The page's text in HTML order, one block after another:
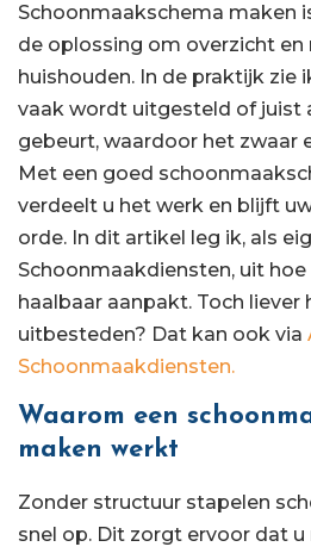
Schoonmaakschema maken
de oplossing om overzicht en
huishouden. In de praktijk zie
vaak wordt uitgesteld of juist
gebeurt, waardoor het zwaar
Met een goed
verdeelt u het werk en blijft
orde. In dit artikel leg ik, als
Schoonmaakdiensten, uit
haalbaar aanpakt. Toch
uitbesteden? Dat kan ook via
Schoonmaakdiensten.
Waarom een
maken werkt
Zonder structuur stapelen
snel op. Dit zorgt ervoor dat